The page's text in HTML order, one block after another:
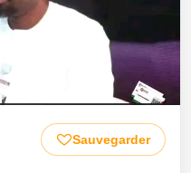
Sauvegarder